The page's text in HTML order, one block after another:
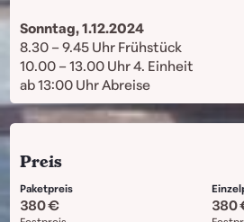
Sonntag, 1.12.2024
8.30 – 9.45 Uhr Frühstück
10.00 – 13.00 Uhr 4. Einheit
ab 13:00 Uhr Abreise
Preis
Paketpreis
380 380